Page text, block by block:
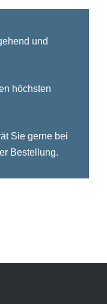
und
höchsten
Sie gerne bei
Bestellung.